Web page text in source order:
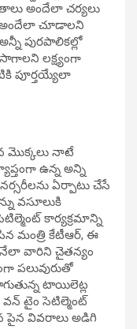
అందేలా చర్యలు
అందేలా చూడాలని
పురపాలికల్లో
లక్ష్యంగా
పూర్తయ్యేలా
మొక్కలు నాటే
ఉన్న అన్ని
ఏర్పాటు చేసే
వసూలుకి
కార్యక్రమాన్ని
మంత్రి కేటీఆర్, ఈ
వారిని చైతన్యం
పలువురుతో
టాయిలెట్ల
టైం సెటిల్మెంట్
పైన వివరాలు అడిగి